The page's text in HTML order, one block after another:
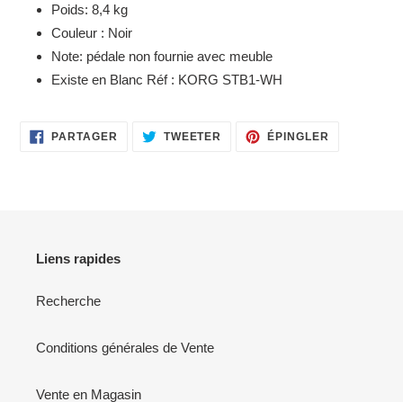
Poids: 8,4 kg
Couleur : Noir
Note: pédale non fournie avec meuble
Existe en Blanc Réf : KORG STB1-WH
PARTAGER PARTAGER
SUR
TWEETER TWEETER
SUR
ÉPINGLER
Liens rapides
Recherche
Conditions générales de Vente
Vente en Magasin